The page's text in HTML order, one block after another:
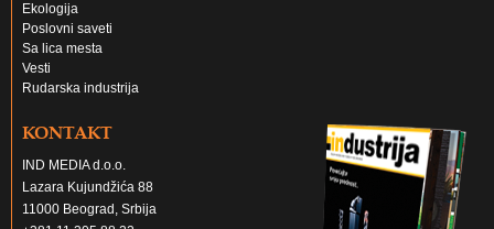
Predstavljamo
Ekologija
Poslovni saveti
Sa lica mesta
Vesti
IND MEDIA d.o.o.
Lazara Kujundžića 88